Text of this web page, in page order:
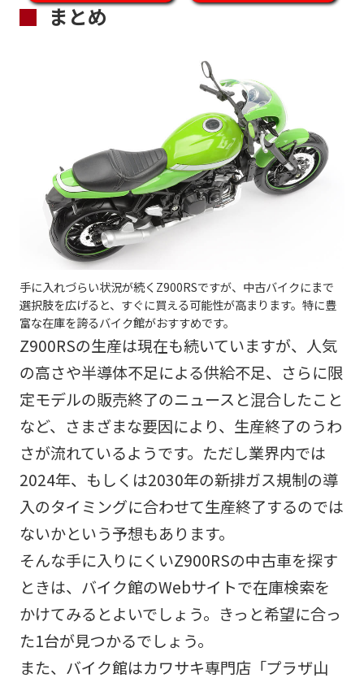
まとめ
手に入れづらい状況が続くZ900RSですが、中古バイクにまで
選択肢を広げると、すぐに買える可能性が高まります。特に豊
富な在庫を誇るバイク館がおすすめです。
Z900RSの生産は現在も続いていますが、人気
の高さや半導体不足による供給不足、さらに限
定モデルの販売終了のニュースと混合したこと
など、さまざまな要因により、生産終了のうわ
さが流れているようです。ただし業界内では
2024年、もしくは2030年の新排ガス規制の導
入のタイミングに合わせて生産終了するのでは
ないかという予想もあります。
そんな手に入りにくいZ900RSの中古車を探す
ときは、バイク館のWebサイトで在庫検索を
かけてみるとよいでしょう。きっと希望に合っ
た1台が見つかるでしょう。
また、バイク館はカワサキ専門店「プラザ山